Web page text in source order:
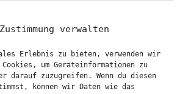
Zustimmung verwalten
Erlebnis zu bieten, verwenden wir
um Geräteinformationen zu
darauf zuzugreifen. Wenn du diesen
können wir Daten wie das